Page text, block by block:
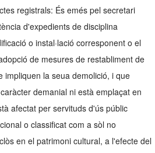
registrals: És emés pel secretari
d'expedients de disciplina
o instal·lació corresponent o el
de mesures de restabliment de
impliquen la seua demolició, i que
demanial ni està emplaçat en
afectat per servituds d'ús públic
o classificat com a sòl no
en el patrimoni cultural, a l'efecte del